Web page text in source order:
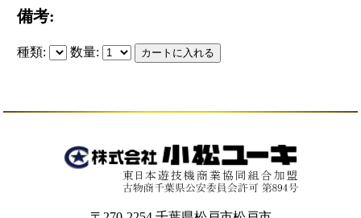
備考:
種類: 数量: